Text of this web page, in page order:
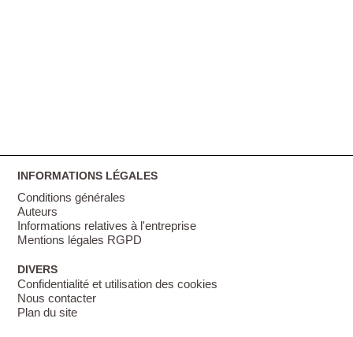
INFORMATIONS LÉGALES
Conditions générales
Auteurs
Informations relatives à l'entreprise
Mentions légales RGPD
DIVERS
Confidentialité et utilisation des cookies
Nous contacter
Plan du site